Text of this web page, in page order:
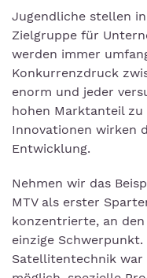
Jugendliche stellen
Zielgruppe für
werden immer
Konkurrenzdruck
enorm und jeder
hohen Marktanteil zu
Innovationen wirken
Entwicklung.
Nehmen wir das
MTV als erster
konzentrierte, an
einzige
Satellitentechnik